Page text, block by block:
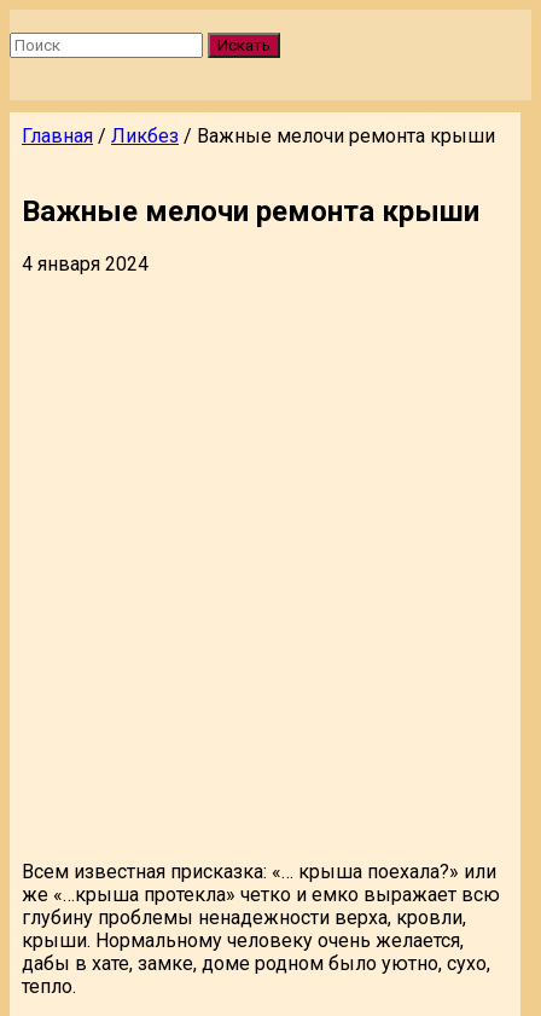
Искать
Главная / Ликбез / Важные мелочи ремонта крыши
Важные мелочи ремонта крыши
4 января 2024
Всем известная присказка: «… крыша поехала?» или
же «…крыша протекла» четко и емко выражает всю
глубину проблемы ненадежности верха, кровли,
крыши. Нормальному человеку очень желается,
дабы в хате, замке, доме родном было уютно, сухо,
тепло.